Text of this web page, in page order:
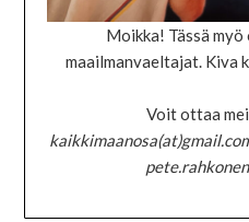
Moikka! Tässä
maailmanvaeltajat. Kiva
Voit ottaa